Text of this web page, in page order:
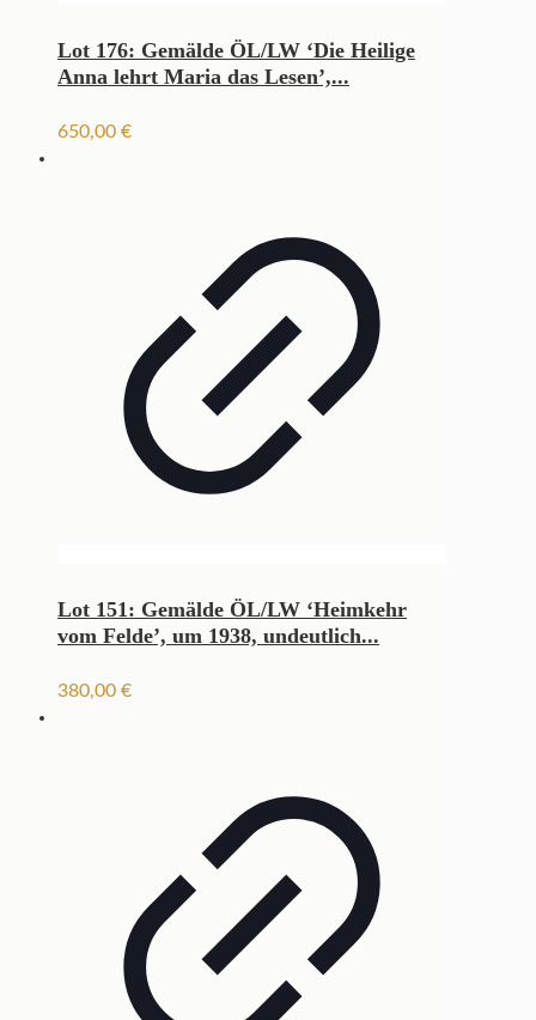
Lot 176: Gemälde ÖL/LW ‘Die Heilige
Anna lehrt Maria das Lesen’,...
650,00 €
Lot 151: Gemälde ÖL/LW ‘Heimkehr
vom Felde’, um 1938, undeutlich...
380,00 €